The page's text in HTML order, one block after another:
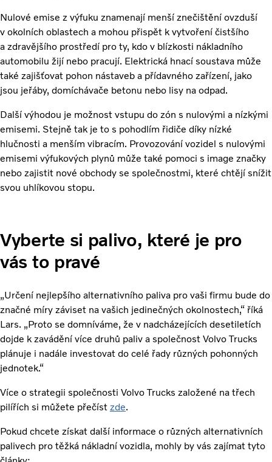
Nulové emise z výfuku znamenají menší znečištění ovzduší
v okolních oblastech a mohou přispět k vytvoření čistšího
a zdravějšího prostředí pro ty, kdo v blízkosti nákladního
automobilu žijí nebo pracují. Elektrická hnací soustava může
také zajišťovat pohon nástaveb a přídavného zařízení, jako
jsou jeřáby, domíchávače betonu nebo lisy na odpad.
Další výhodou je možnost vstupu do zón s nulovými a nízkými
emisemi. Stejně tak je to s pohodlím řidiče díky nízké
hlučnosti a menším vibracím. Provozování vozidel s nulovými
emisemi výfukových plynů může také pomoci s image značky
nebo zajistit nové obchody se společnostmi, které chtějí snížit
svou uhlíkovou stopu.
Vyberte si palivo, které je pro
vás to pravé
„Určení nejlepšího alternativního paliva pro vaši firmu bude do
značné míry záviset na vašich jedinečných okolnostech,“ říká
Lars. „Proto se domníváme, že v nadcházejících desetiletích
dojde k zavádění více druhů paliv a společnost Volvo Trucks
plánuje i nadále investovat do celé řady různých pohonných
jednotek.“
Více o strategii společnosti Volvo Trucks založené na třech
pilířích si můžete přečíst zde.
Pokud chcete získat další informace o různých alternativních
palivech pro těžká nákladní vozidla, mohly by vás zajímat tyto